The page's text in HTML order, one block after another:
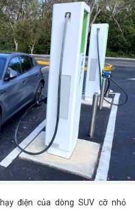
điện của dòng SUV cỡ nhỏ